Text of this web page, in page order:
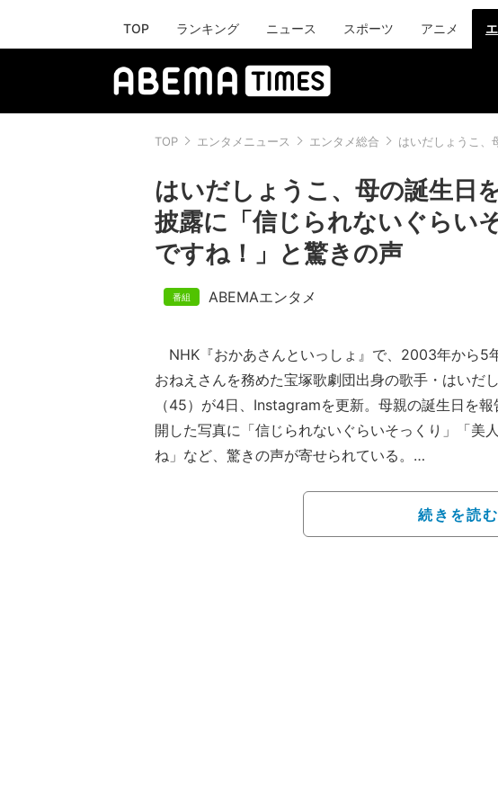
TOP ランキング ニュース スポーツ アニメ
TOP エンタメニュース エンタメ総合 はいだしょうこ、
はいだしょうこ、母の誕生日
披露に「信じられないぐらい
ですね！」と驚きの声
ABEMAエンタメ
NHK『おかあさんといっしょ』で、2003年から5
おねえさんを務めた宝塚歌劇団出身の歌手・はいだ
（45）が4日、Instagramを更新。母親の誕生日を報
開した写真に「信じられないぐらいそっくり」「美
ね」など、驚きの声が寄せられている。
く、ミュージカルやバラエティー番組への出演、ナレ
ど、幅広いジャンルで活躍している。
続きを読む